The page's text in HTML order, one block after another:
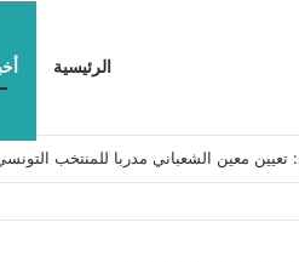
الرئيسية
الخارجية تستدعي السفيرة الفرنسية